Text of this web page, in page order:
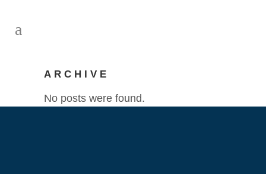
ARCHIVE
No posts were found.